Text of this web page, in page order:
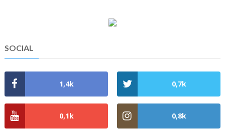
SOCIAL
1,4k 0,7k
0,1k 0,8k